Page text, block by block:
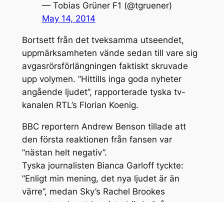
— Tobias Grüner F1 (@tgruener)
May 14, 2014
Bortsett från det tveksamma utseendet,
uppmärksamheten vände sedan till vare sig
avgasrörsförlängningen faktiskt skruvade
upp volymen. ”Hittills inga goda nyheter
angående ljudet”, rapporterade tyska tv-
kanalen RTL’s Florian Koenig.
BBC reportern Andrew Benson tillade att
den första reaktionen från fansen var
”nästan helt negativ”.
Tyska journalisten Bianca Garloff tyckte:
”Enligt min mening, det nya ljudet är än
värre”, medan Sky’s Rachel Brookes